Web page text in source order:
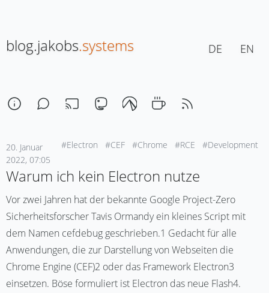
blog.jakobs.systems DE EN
#Electron #CEF #Chrome #RCE #Development
20. Januar
2022, 07:05
Warum ich kein Electron nutze
Vor zwei Jahren hat der bekannte Google Project-Zero
Sicherheitsforscher Tavis Ormandy ein kleines Script mit
dem Namen cefdebug geschrieben.1 Gedacht für alle
Anwendungen, die zur Darstellung von Webseiten die
Chrome Engine (CEF)2 oder das Framework Electron3
einsetzen. Böse formuliert ist Electron das neue Flash4.